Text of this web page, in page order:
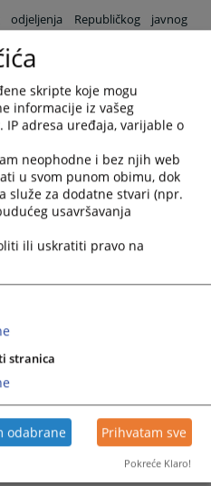
Republičkog javnog
prvostepene presude okružnih
u kojima je Vrhovni sud
ponovno suđenje. Pored ove
javnog tužilaštva svoju funkciju
okružnim sudovima, kao i pred
u Posebno odjeljenje tužilaštva
učinilaca krivičnih djela iz
Zakona o suzbijanju korupcije,
kriminala.
skripte koje mogu
informacije iz vašeg
adresa uređaja, varijable o
neophodne i bez njih web
u svom punom obimu, dok
služe za dodatne stvari (npr.
usavršavanja
ili uskratiti pravo na
stranica
odabrane Prihvatam sve
Pokreće Klaro!